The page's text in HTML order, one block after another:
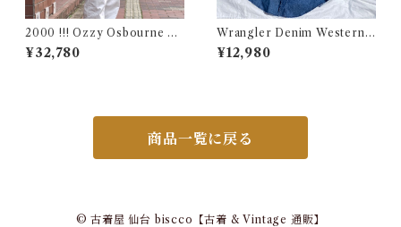
2000 !!! Ozzy Osbourne O
ZZFEST Rock T-Shirt Size
L / オジーオズボーン オズフ
¥32,780
Wrangler Denim Western S
hirt 16 1/2 Made in USA / ラ
ングラー デニム ウエスタン シ
¥12,980
商品一覧に戻る
© 古着屋 仙台 biscco【古着 & Vintage 通販】